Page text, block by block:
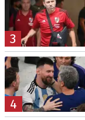
3
4